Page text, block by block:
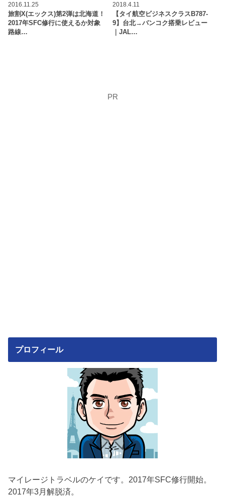
2016.11.25
旅割X(エックス)第2弾は北海道！
2017年SFC修行に使えるか対象
路線…
2018.4.11
【タイ航空ビジネスクラスB787-
9】台北→バンコク搭乗レビュー
｜JAL…
PR
プロフィール
マイレージトラベルのケイです。2017年SFC修行開始。
2017年3月解脱済。